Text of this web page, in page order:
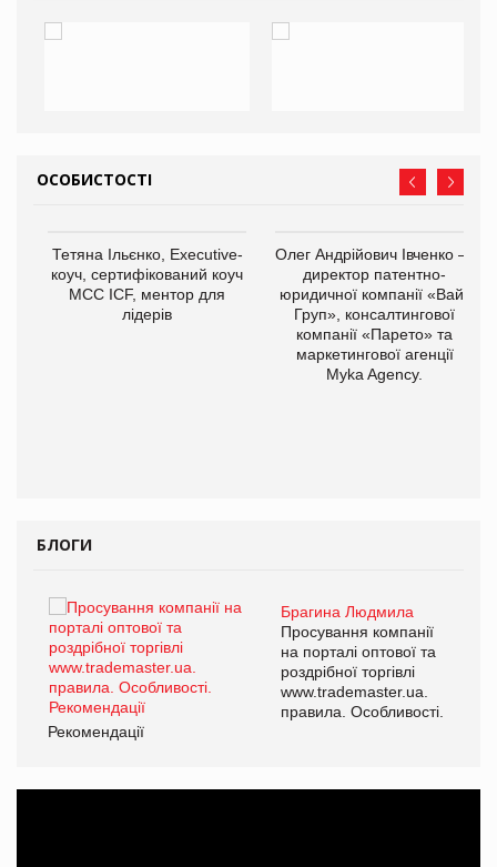
ОСОБИСТОСТІ
Тетяна Ільєнко, Executive-
коуч, сертифікований коуч
МСС ICF, ментор для
лідерів
Олег Андрійович Івченко —
директор патентно-
юридичної компанії «Вайз
Груп», консалтингової
компанії «Парето» та
маркетингової агенції
Myka Agency.
БЛОГИ
Брагина Людмила
Просування компанії
на порталі оптової та
роздрібної торгівлі
www.trademaster.ua.
правила. Особливості.
Рекомендації